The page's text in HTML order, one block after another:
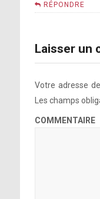
RÉPONDRE
Laisser un
Votre adresse
Les champs
COMMENTAIRE